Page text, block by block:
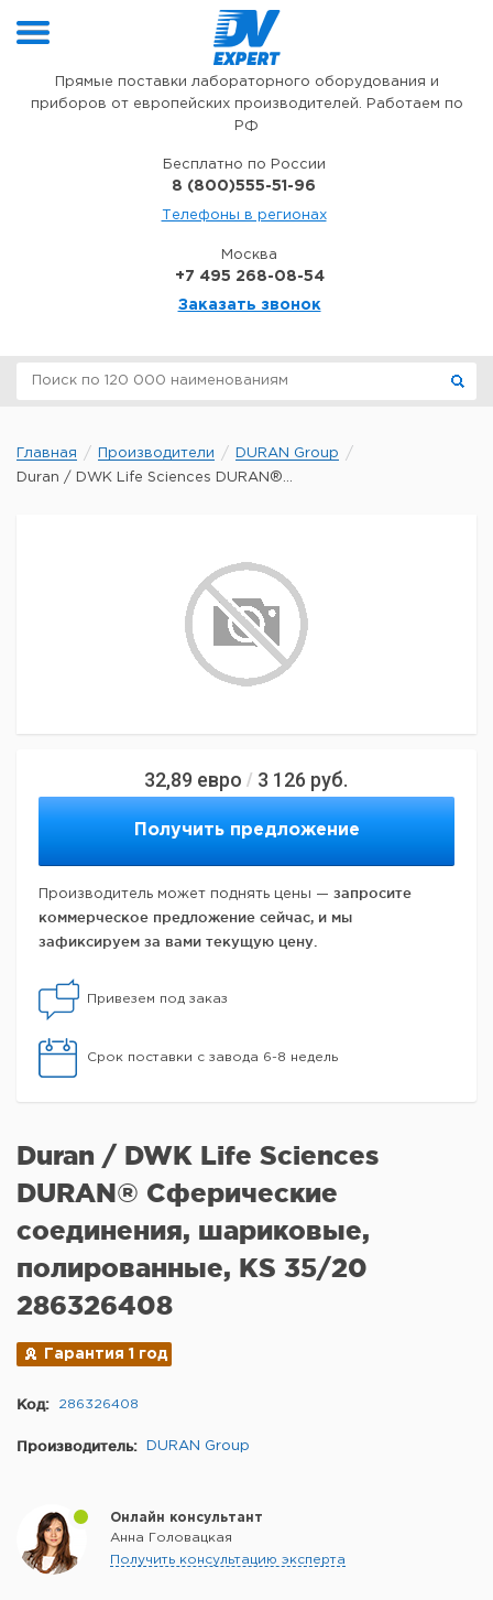
Прямые поставки лабораторного оборудования и
приборов от европейских производителей. Работаем по
РФ
Бесплатно по России
8 (800)555-51-96
Телефоны в регионах
Москва
+7 495 268-08-54
Заказать звонок
Главная Производители
DURAN Group
Duran / DWK Life Sciences DURAN®...
32,89 евро / 3 126 руб.
Получить предложение
Производитель может поднять цены — запросите
коммерческое предложение сейчас, и мы
зафиксируем за вами текущую цену.
Привезем под заказ
Срок поставки с завода 6-8 недель
Duran / DWK Life Sciences
DURAN® Сферические
соединения, шариковые,
полированные, KS 35/20
286326408
Гарантия 1 год
Код: 286326408
Производитель: DURAN Group
Онлайн консультант
Анна Головацкая
Получить консультацию эксперта